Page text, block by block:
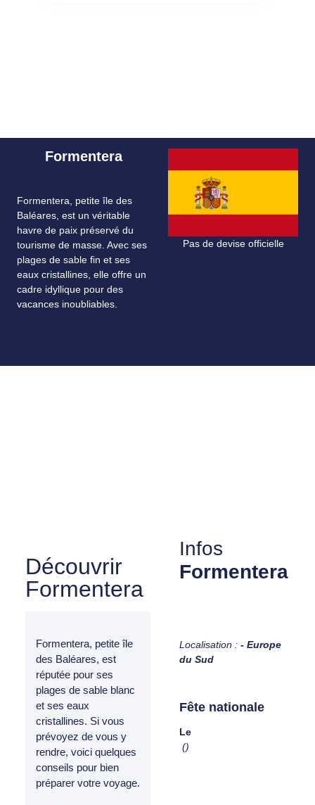
Formentera
Formentera, petite île des
Baléares, est un véritable
havre de paix préservé du
tourisme de masse. Avec ses
plages de sable fin et ses
eaux cristallines, elle offre un
cadre idyllique pour des
vacances inoubliables.
Pas de devise officielle
Découvrir
Formentera
Formentera, petite île
des Baléares, est
réputée pour ses
plages de sable blanc
et ses eaux
cristallines. Si vous
prévoyez de vous y
rendre, voici quelques
conseils pour bien
préparer votre voyage.
Infos
Formentera
Localisation : - Europe
du Sud
Fête nationale
Le
()